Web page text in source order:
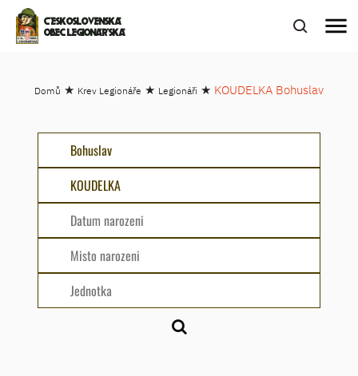
ČESKOSLOVENSKÁ
OBEC LEGIONÁŘSKÁ
menu
Domů ★ Krev Legionáře ★ Legionáři ★ KOUDELKA Bohuslav